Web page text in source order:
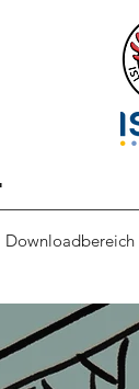
Downloadbereich